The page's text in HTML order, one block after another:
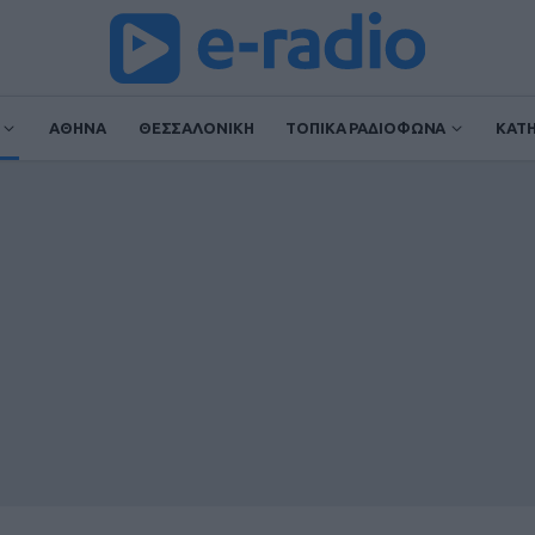
ΑΘΗΝΑ ΘΕΣΣΑΛΟΝΙΚΗ ΤΟΠΙΚΑ ΡΑΔΙΟΦΩΝΑ